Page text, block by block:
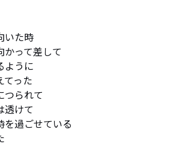
いた時
かって差して
ように
てった
つられて
透けて
を過ごせている